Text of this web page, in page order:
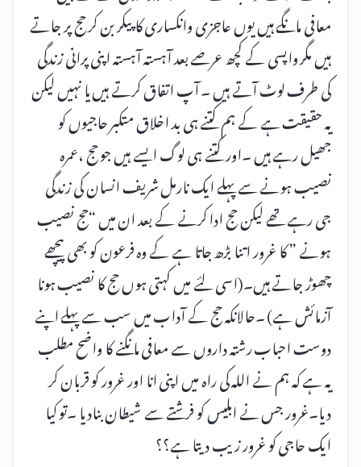
معافی مانگے ہیں یوں عاجزی وانکساری کا پیکر بن کر حج پر جاتے
ہیں مگر واپسی کے کچھ عرصے بعد آہستہ آہستہ اپنی پرانی زندگی
کی طرف لوٹ آتے ہیں ۔ آپ اتفاق کرتے ہیں یا نہیں لیکن
یہ حقیقت ہے کے ہم کتنے ہی بد اخلاق متکبر حاجیوں کو
جھیل رہے ہیں ۔اور کتنے ہی لوگ ایسے ہیں جو حج ،عمرہ
نصیب ہونے سے پہلے ایک نارمل شریف انسان کی زندگی
جی رہے تھے لیکن حج ادا کرنے کے بعد ان میں “حج نصیب
ہونے ” کا غرور اتنا بڑھ جاتا ہے کے وہ فرعون کو بھی پیچھے
چھوڑ جاتے ہیں۔(اسی لئے میں کہتی ہوں حج کا نصیب ہونا
آزمائش ہے) ۔حالانکہ حج کے آداب میں سب سے پہلے اپنے
دوست احباب رشتہ داروں سے معافی مانگنے کا واضح مطلب
یہ ہے کہ ہم نے اللہ کی راہ میں اپنی انا اور غرور کو قربان کر
دیا۔غرور جس نے ابلیس کو فرشتے سے شیطان بنادیا ۔تو کیا
ایک حاجی کو غرور زیب دیتا ہے؟؟